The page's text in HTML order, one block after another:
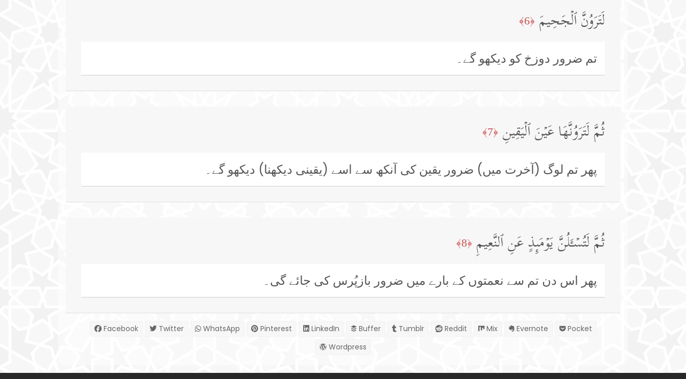
لَتَرَوُنَّ ٱلۡجَحِیمَ ﴿6﴾
تم ضرور دوزخ کو دیکھو گے۔
ثُمَّ لَتَرَوُنَّهَا عَیۡنَ ٱلۡیَقِینِ ﴿7﴾
پھر تم لوگ (آخرت میں) ضرور یقین کی آنکھ سے اسے (یقینی دیکھنا) دیکھو گے۔
ثُمَّ لَتُسۡـَٔلُنَّ یَوۡمَىِٕذٍ عَنِ ٱلنَّعِیمِ ﴿8﴾
پھر اس دن تم سے نعمتوں کے بارے میں ضرور بازپُرس کی جائے گی۔
Facebook Twitter WhatsApp Pinterest LinkedIn Buffer Tumblr Reddit Mix Evernote
Pocket
Wordpress